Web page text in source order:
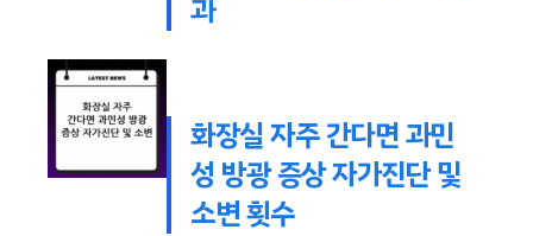
과
화장실 자주 간다면 과민
성 방광 증상 자가진단 및
소변 횟수